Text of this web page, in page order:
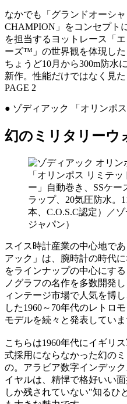
なかでも「グランドオーシ
CHAMPION」をコンセプト
を担当するヨットレース「
ーズ™」の世界観を体現した
ちょうど10月から300m防水
新作。性能だけではなく見
PAGE 2
● ゾディアック 「オリンポ
幻のミリタリーウ
「オリンポス リミテ
ー」自動巻き、SSケー
ラップ、20気圧防水。
本、C.O.S.C認定）／
ジャパン）
スイス時計産業の中心地で
アック」は、腕時計の時代
をラインナップの中心にす
ノグラフの名作を多数開発
ィンテージ市場で人気を博
した1960～70年代のレトロ
モデルを続々と発表していま
こちらは1960年代にイギリ
式採用にならなかった幻の
の。アラビア数字インデッ
イヤルは、精悍で格好いい
しか残されていない"知るひ